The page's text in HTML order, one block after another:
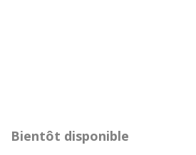
Bientôt disponible